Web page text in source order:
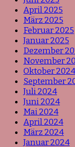
April 2025
März 2025
Februar 2025
Januar 2025
Dezember
November
Oktober 2024
September
Juli 2024
Juni 2024
Mai 2024
April 2024
März 2024
Januar 2024